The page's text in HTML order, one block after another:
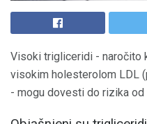
Visoki trigliceridi - naročito
visokim holesterolom LDL
- mogu dovesti do rizika